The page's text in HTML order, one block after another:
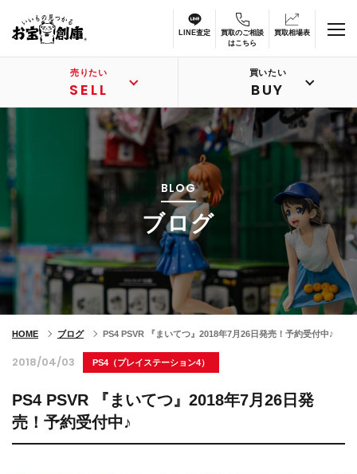
LINE査定
買取のご相談
はこちら
買取相場表
売りたい
SELL
買いたい
BUY
BLOG
ブログ
HOME ブログ PS4 PSVR 『まいてつ』2018年7月26日発売！予約受付中♪
2018/04/03 PS4（プレイステーション4）
PS4 PSVR 『まいてつ』2018年7月26日発
売！予約受付中♪